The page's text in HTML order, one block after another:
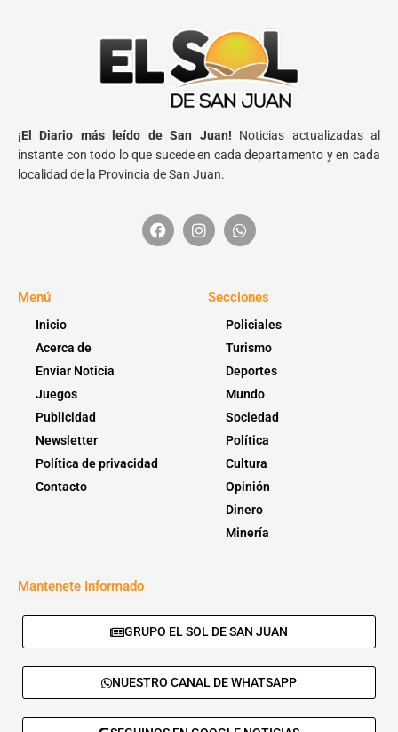
¡El Diario más leído de San Juan! Noticias actualizadas al
instante con todo lo que sucede en cada departamento y en cada
localidad de la Provincia de San Juan.
Menú
Inicio
Acerca de
Enviar Noticia
Juegos
Publicidad
Newsletter
Política de privacidad
Contacto
Secciones
Policiales
Turismo
Deportes
Mundo
Sociedad
Política
Cultura
Opinión
Dinero
Minería
Mantenete Informado
GRUPO EL SOL DE SAN JUAN
NUESTRO CANAL DE WHATSAPP